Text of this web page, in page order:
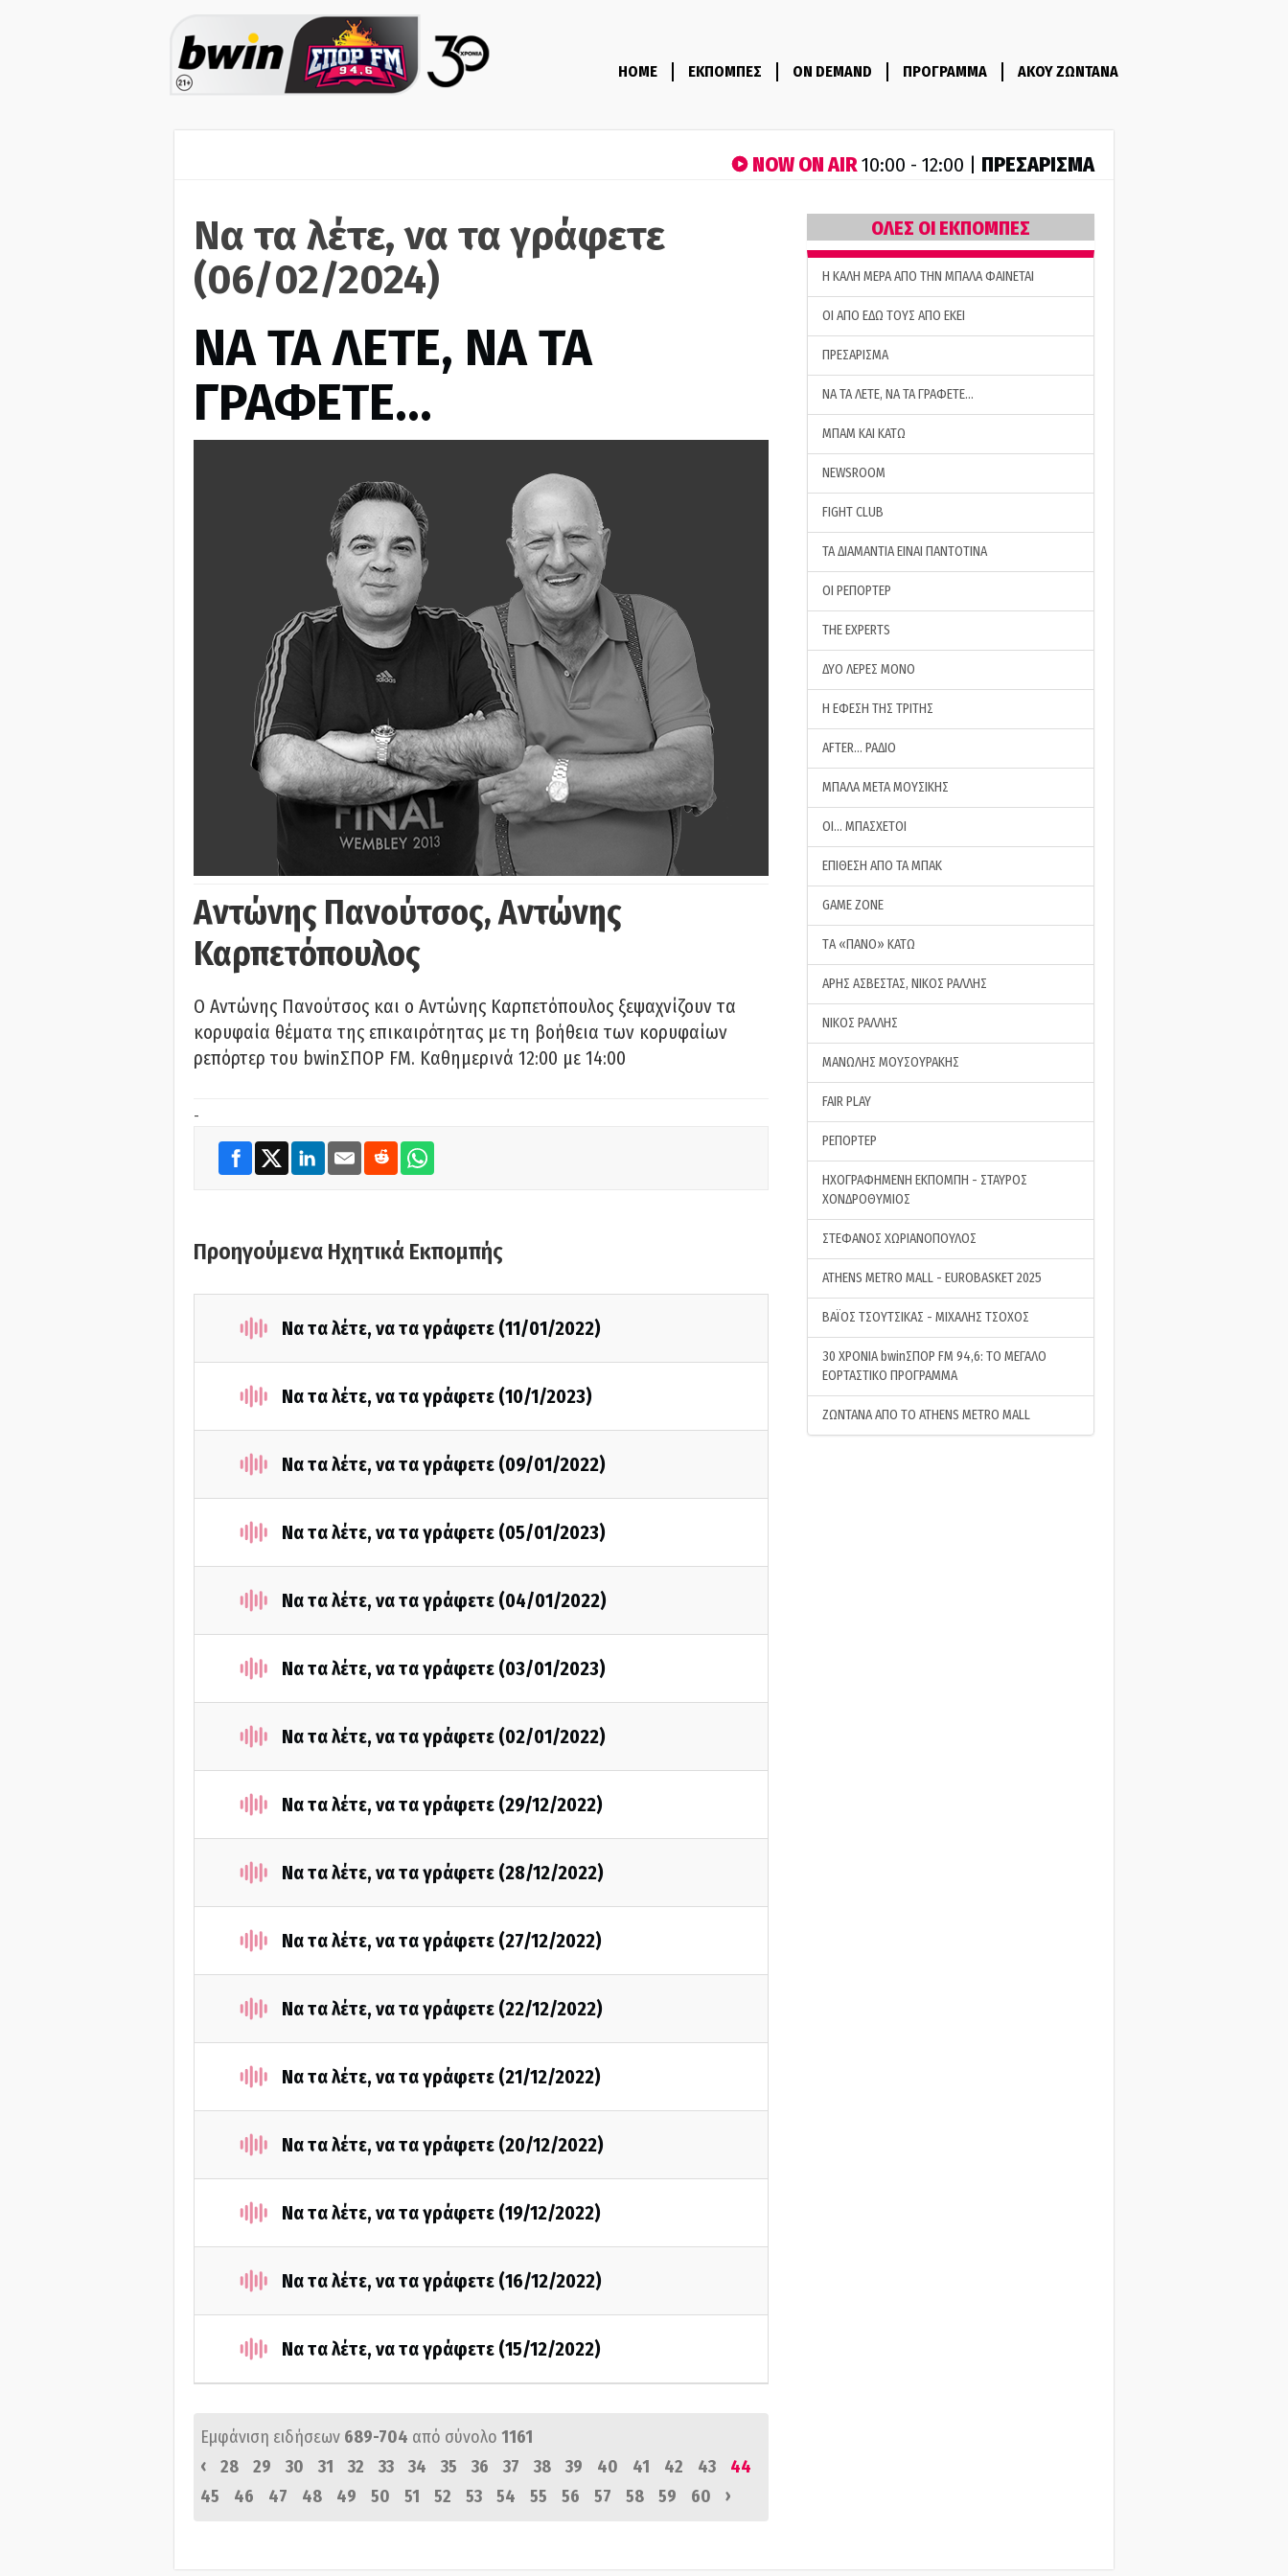
HOME ΕΚΠΟΜΠΕΣ ON DEMAND ΠΡΟΓΡΑΜΜΑ ΑΚΟΥ ΖΩΝΤΑΝΑ
NOW ON AIR10:00 - 12:00 | ΠΡΕΣΑΡΙΣΜΑ
Να τα λέτε, να τα γράφετε
(06/02/2024)
ΝΑ ΤΑ ΛΕΤΕ, ΝΑ ΤΑ
ΓΡΑΦΕΤΕ…
Αντώνης Πανούτσος, Αντώνης
Καρπετόπουλος
Ο Αντώνης Πανούτσος και ο Αντώνης Καρπετόπουλος ξεψαχνίζουν τα
κορυφαία θέματα της επικαιρότητας με τη βοήθεια των κορυφαίων
ρεπόρτερ του bwinΣΠΟΡ FM. Καθημερινά 12:00 με 14:00
-
Προηγούμενα Ηχητικά Εκπομπής
Να τα λέτε, να τα γράφετε (11/01/2022)
Να τα λέτε, να τα γράφετε (10/1/2023)
Nα τα λέτε, να τα γράφετε (09/01/2022)
Να τα λέτε, να τα γράφετε (05/01/2023)
Nα τα λέτε, να τα γράφετε (04/01/2022)
Να τα λέτε, να τα γράφετε (03/01/2023)
Nα τα λέτε, να τα γράφετε (02/01/2022)
Να τα λέτε, να τα γράφετε (29/12/2022)
Nα τα λέτε, να τα γράφετε (28/12/2022)
Να τα λέτε, να τα γράφετε (27/12/2022)
Να τα λέτε, να τα γράφετε (22/12/2022)
Να τα λέτε, να τα γράφετε (21/12/2022)
Να τα λέτε, να τα γράφετε (20/12/2022)
Να τα λέτε, να τα γράφετε (19/12/2022)
Να τα λέτε, να τα γράφετε (16/12/2022)
Να τα λέτε, να τα γράφετε (15/12/2022)
Εμφάνιση ειδήσεων 689-704 από σύνολο 1161
‹
28 29 30 31 32 33 34 35 36 37 38 39 40 41 42 43
44
45
46 47 48 49 50 51 52 53 54 55 56 57 58 59 60 ›
ΟΛΕΣ ΟΙ ΕΚΠΟΜΠΕΣ
H ΚΑΛΗ ΜΕΡΑ ΑΠΟ ΤΗΝ ΜΠΑΛΑ ΦΑΙΝΕΤΑΙ
ΟΙ ΑΠΟ ΕΔΩ ΤΟΥΣ ΑΠΟ ΕΚΕΙ
ΠΡΕΣΑΡΙΣΜΑ
ΝΑ ΤΑ ΛΕΤΕ, ΝΑ ΤΑ ΓΡΑΦΕΤΕ…
ΜΠΑΜ ΚΑΙ ΚΑΤΩ
NEWSROOM
FIGHT CLUB
ΤΑ ΔΙΑΜΑΝΤΙΑ ΕΙΝΑΙ ΠΑΝΤΟΤΙΝΑ
ΟΙ ΡΕΠΟΡΤΕΡ
THE EXPERTS
ΔΥΟ ΛΕΡΕΣ ΜΟΝΟ
Η ΕΦΕΣΗ ΤΗΣ ΤΡΙΤΗΣ
AFTER… ΡΑΔΙΟ
ΜΠΑΛΑ ΜΕΤΑ ΜΟΥΣΙΚΗΣ
ΟΙ… ΜΠΑΣΧΕΤΟΙ
ΕΠΙΘΕΣΗ ΑΠΟ ΤΑ ΜΠΑΚ
GAME ZONE
ΤA «ΠΑΝΟ» ΚΑΤΩ
ΑΡΗΣ ΑΣΒΕΣΤΑΣ, ΝΙΚΟΣ ΡΑΛΛΗΣ
ΝΙΚΟΣ ΡΑΛΛΗΣ
ΜΑΝΩΛΗΣ ΜΟΥΣΟΥΡΑΚΗΣ
FAIR PLAY
ΡΕΠΟΡΤΕΡ
ΗΧΟΓΡΑΦΗΜΕΝΗ ΕΚΠΟΜΠΗ - ΣΤΑΥΡΟΣ
ΧΟΝΔΡΟΘΥΜΙΟΣ
ΣΤΕΦΑΝΟΣ ΧΩΡΙΑΝΟΠΟΥΛΟΣ
ATHENS METRO MALL - EUROBASKET 2025
ΒΑΪΟΣ ΤΣΟΥΤΣΙΚΑΣ - ΜΙΧΑΛΗΣ ΤΣΟΧΟΣ
30 ΧΡΟΝΙΑ bwinΣΠΟΡ FM 94,6: ΤΟ ΜΕΓΑΛΟ
ΕΟΡΤΑΣΤΙΚΟ ΠΡΟΓΡΑΜΜΑ
ΖΩΝΤΑΝΑ ΑΠΟ ΤΟ ATHENS METRO MALL